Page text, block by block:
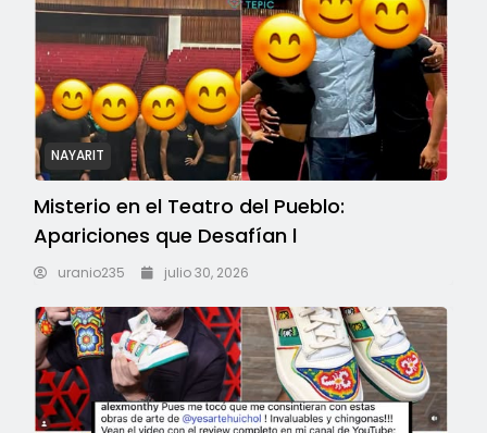
NAYARIT
Misterio en el Teatro del Pueblo:
Apariciones que Desafían l
uranio235 julio 30, 2026